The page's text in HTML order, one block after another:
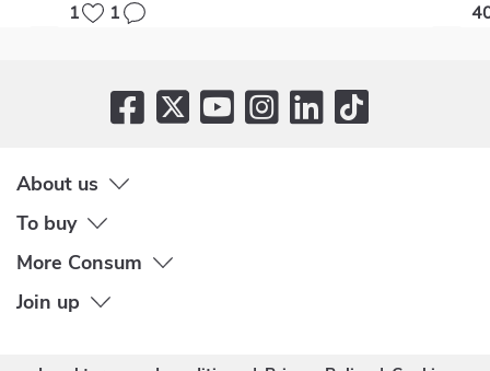
1 1
About us
To buy
More Consum
Join up